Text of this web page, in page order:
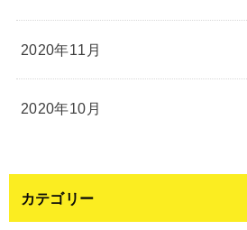
2020年11月
2020年10月
カテゴリー